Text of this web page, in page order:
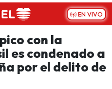
EN VIVO
con la
es condenado a
por el delito de